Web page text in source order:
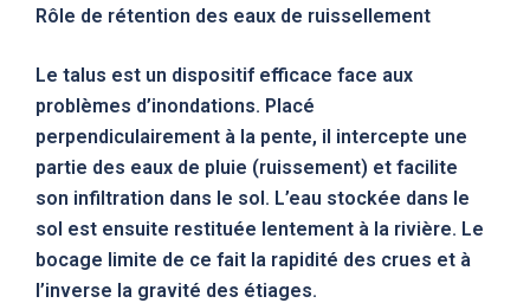
Rôle de rétention des eaux de ruissellement
Le talus est un dispositif efficace face aux
problèmes d’inondations. Placé
perpendiculairement à la pente, il intercepte une
partie des eaux de pluie (ruissement) et facilite
son infiltration dans le sol. L’eau stockée dans le
sol est ensuite restituée lentement à la rivière. Le
bocage limite de ce fait la rapidité des crues et à
l’inverse la gravité des étiages.